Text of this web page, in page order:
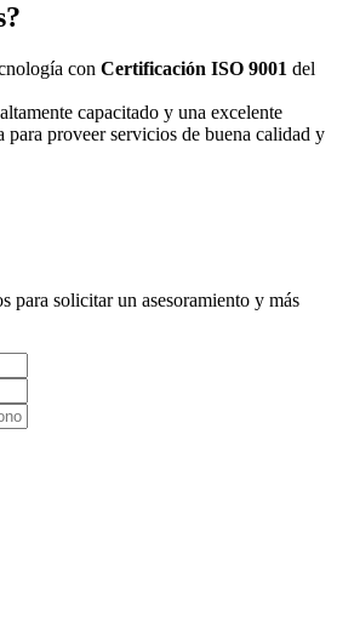
con Certificación ISO 9001 del
capacitado y una excelente
para proveer servicios de buena calidad y
para solicitar un asesoramiento y más